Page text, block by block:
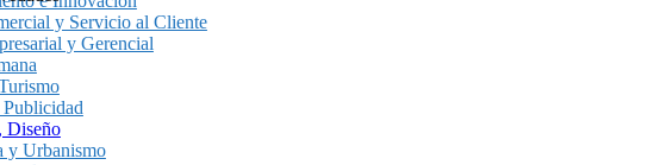
y Servicio al Cliente
y Gerencial
Diseño
y Urbanismo